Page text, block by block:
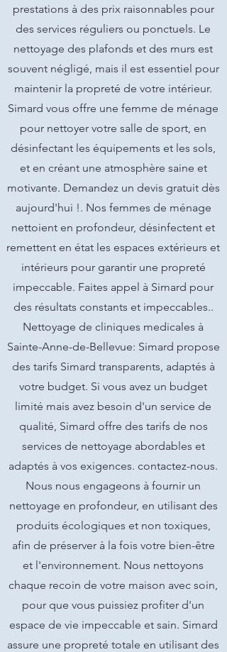
prestations à des prix raisonnables pour
des services réguliers ou ponctuels. Le
nettoyage des plafonds et des murs est
souvent négligé, mais il est essentiel pour
maintenir la propreté de votre intérieur.
Simard vous offre une femme de ménage
pour nettoyer votre salle de sport, en
désinfectant les équipements et les sols,
et en créant une atmosphère saine et
motivante. Demandez un devis gratuit dès
aujourd'hui !. Nos femmes de ménage
nettoient en profondeur, désinfectent et
remettent en état les espaces extérieurs et
intérieurs pour garantir une propreté
impeccable. Faites appel à Simard pour
des résultats constants et impeccables..
Nettoyage de cliniques medicales à
Sainte-Anne-de-Bellevue: Simard propose
des tarifs Simard transparents, adaptés à
votre budget. Si vous avez un budget
limité mais avez besoin d'un service de
qualité, Simard offre des tarifs de nos
services de nettoyage abordables et
adaptés à vos exigences. contactez-nous.
Nous nous engageons à fournir un
nettoyage en profondeur, en utilisant des
produits écologiques et non toxiques,
afin de préserver à la fois votre bien-être
et l'environnement. Nous nettoyons
chaque recoin de votre maison avec soin,
pour que vous puissiez profiter d'un
espace de vie impeccable et sain. Simard
assure une propreté totale en utilisant des